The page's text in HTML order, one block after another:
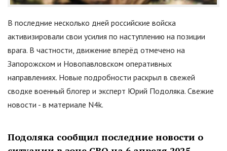
В последние несколько дней российские войска
активизировали свои усилия по наступлению на позиции
врага. В частности, движение вперёд отмечено на
Запорожском и Новопавловском оперативных
направлениях. Новые подробности раскрыл в свежей
сводке военный блогер и эксперт Юрий Подоляка. Свежие
новости - в материале N4k.
Подоляка сообщил последние новости о